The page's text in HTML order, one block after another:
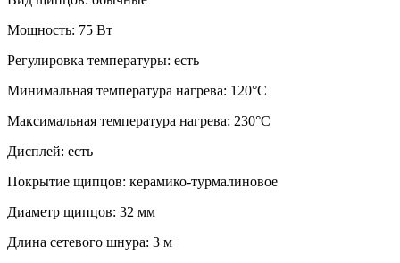
Мощность: 75 Вт
Регулировка температуры: есть
Минимальная температура нагрева: 120°С
Максимальная температура нагрева: 230°С
Дисплей: есть
Покрытие щипцов: керамико-турмалиновое
Диаметр щипцов: 32 мм
Длина сетевого шнура: 3 м